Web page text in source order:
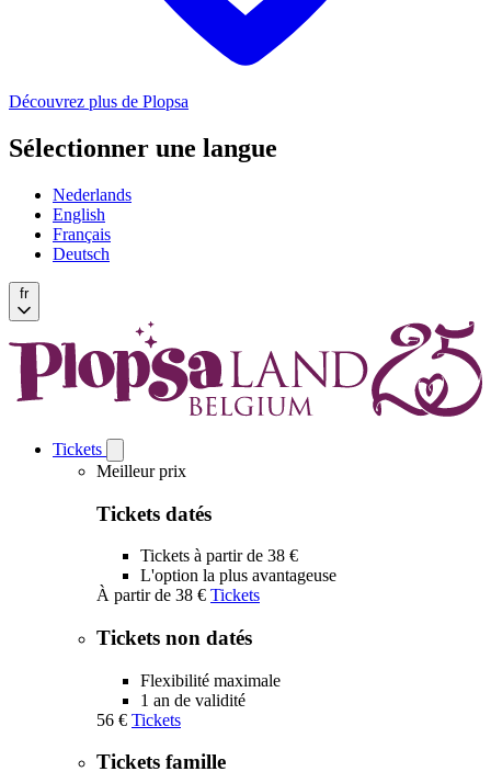
Découvrez plus de Plopsa
Sélectionner une langue
Nederlands
English
Français
Deutsch
fr
Tickets
Tickets
submenu
Meilleur prix
Tickets datés
Tickets à partir de 38 €
L'option la plus avantageuse
À partir de 38 € Tickets
Tickets non datés
Flexibilité maximale
1 an de validité
56 € Tickets
Tickets famille